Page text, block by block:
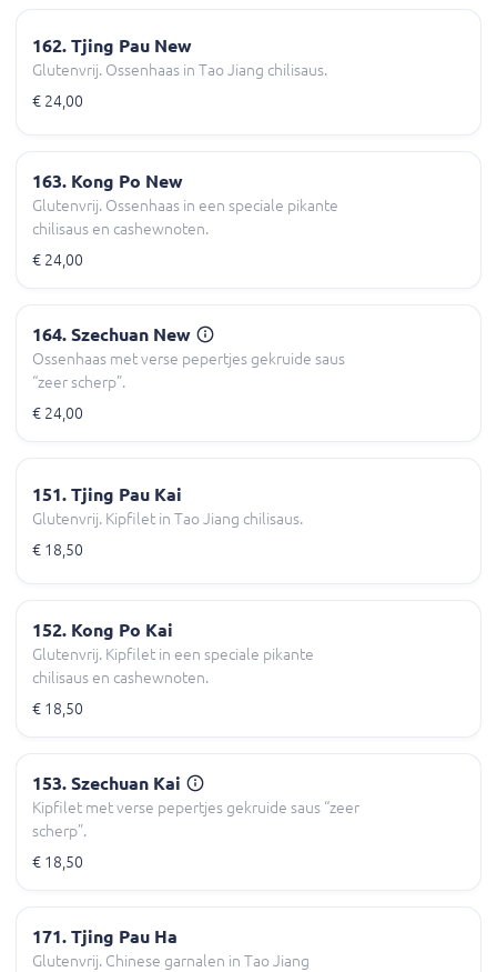
162. Tjing Pau New
Glutenvrij. Ossenhaas in Tao Jiang chilisaus.
€ 24,00
163. Kong Po New
Glutenvrij. Ossenhaas in een speciale pikante
chilisaus en cashewnoten.
€ 24,00
164. Szechuan New
Ossenhaas met verse pepertjes gekruide saus
“zeer scherp”.
€ 24,00
151. Tjing Pau Kai
Glutenvrij. Kipfilet in Tao Jiang chilisaus.
€ 18,50
152. Kong Po Kai
Glutenvrij. Kipfilet in een speciale pikante
chilisaus en cashewnoten.
€ 18,50
153. Szechuan Kai
Kipfilet met verse pepertjes gekruide saus “zeer
scherp”.
€ 18,50
171. Tjing Pau Ha
Glutenvrij. Chinese garnalen in Tao Jiang